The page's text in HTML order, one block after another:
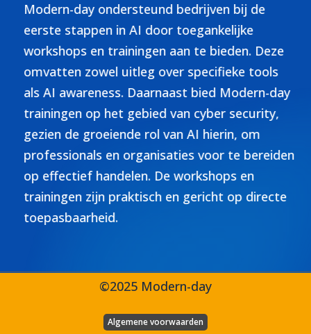
Modern-day ondersteund bedrijven bij de
eerste stappen in AI door toegankelijke
workshops en trainingen aan te bieden. Deze
omvatten zowel uitleg over specifieke tools
als AI awareness. Daarnaast bied Modern-day
trainingen op het gebied van cyber security,
gezien de groeiende rol van AI hierin, om
professionals en organisaties voor te bereiden
op effectief handelen. De workshops en
trainingen zijn praktisch en gericht op directe
toepasbaarheid.
©2025 Modern-day
Algemene voorwaarden